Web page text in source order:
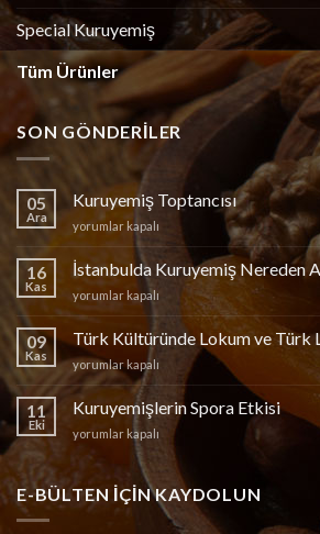
Special Kuruyemiş
Tüm Ürünler
SON GÖNDERILER
05
Ara
Kuruyemiş Toptancısı
Kuruyemiş
Toptancısı
için
yorumlar kapalı
16
Kas
İstanbulda Kuruyemiş Nereden
İstanbulda
Kuruyemiş
Nereden
Alınır?
için
yorumlar kapalı
09
Kas
Türk Kültüründe Lokum ve Türk
Türk
Kültüründe
Lokum
ve
Türk
Lokumu
için
yorumlar kapalı
11
Eki
Kuruyemişlerin Spora Etkisi
Kuruyemişlerin
Etkisi
için
yorumlar kapalı
E-BÜLTEN IÇIN KAYDOLUN